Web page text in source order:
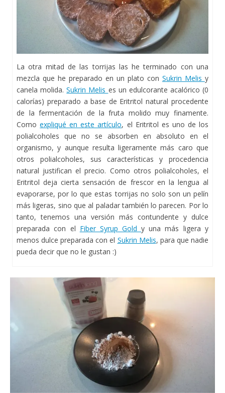
La otra mitad de las torrijas las he terminado con una
mezcla que he preparado en un plato con Sukrin Melis y
canela molida.Sukrin Melis es un edulcorante acalórico (0
calorías) preparado a base de Eritritol natural procedente
de la fermentación de la fruta molido muy finamente.
Comoexpliqué en este artículo, el Eritritol es uno de los
polialcoholes que no se absorben en absoluto en el
organismo, y aunque resulta ligeramente más caro que
otros polialcoholes, sus características y procedencia
natural justifican el precio. Como otros polialcoholes, el
Eritritol deja cierta sensación de frescor en la lengua al
evaporarse, por lo que estas torrijas no solo son un pelín
más ligeras, sino que al paladar también lo parecen. Por lo
tanto, tenemos una versión más contundente y dulce
preparada con el Fiber Syrup Goldy una más ligera y
menos dulce preparada con el Sukrin Melis, para que nadie
pueda decir que no le gustan :)